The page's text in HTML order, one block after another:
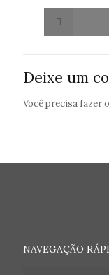
Deixe um
Você precisa fazer o
NAVEGAÇÃO